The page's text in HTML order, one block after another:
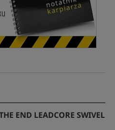
END LEADCORE SWIVEL